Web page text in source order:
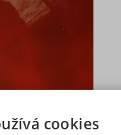
cookies